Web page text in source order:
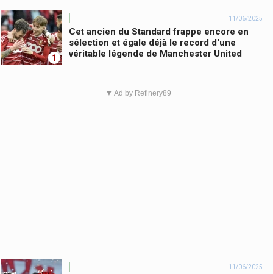
1
11/06/2025
Cet ancien du Standard frappe encore en
sélection et égale déjà le record d'une
véritable légende de Manchester United
▼ Ad by Refinery89
11/06/2025